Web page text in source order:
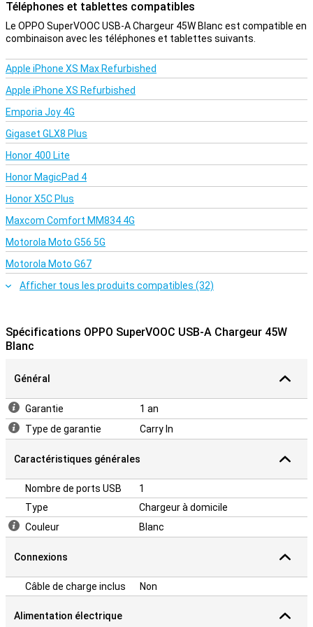
Téléphones et tablettes compatibles
Le OPPO SuperVOOC USB-A Chargeur 45W Blanc est compatible en
combinaison avec les téléphones et tablettes suivants.
Apple iPhone XS Max Refurbished
Apple iPhone XS Refurbished
Emporia Joy 4G
Gigaset GLX8 Plus
Honor 400 Lite
Honor MagicPad 4
Honor X5C Plus
Maxcom Comfort MM834 4G
Motorola Moto G56 5G
Motorola Moto G67
Afficher tous les produits compatibles (32)
Spécifications OPPO SuperVOOC USB-A Chargeur 45W
Blanc
Général
Garantie
1 an
Type de garantie
Carry In
Caractéristiques générales
Nombre de ports USB
1
Type
Chargeur à domicile
Couleur
Blanc
Connexions
Câble de charge inclus Non
Alimentation électrique